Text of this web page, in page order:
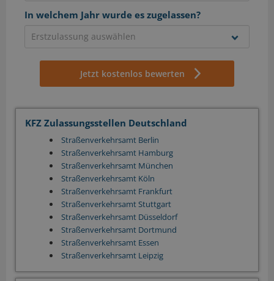
In welchem Jahr wurde es zugelassen?
Jetzt kostenlos bewerten
KFZ Zulassungsstellen Deutschland
Straßenverkehrsamt Berlin
Straßenverkehrsamt Hamburg
Straßenverkehrsamt München
Straßenverkehrsamt Köln
Straßenverkehrsamt Frankfurt
Straßenverkehrsamt Stuttgart
Straßenverkehrsamt Düsseldorf
Straßenverkehrsamt Dortmund
Straßenverkehrsamt Essen
Straßenverkehrsamt Leipzig